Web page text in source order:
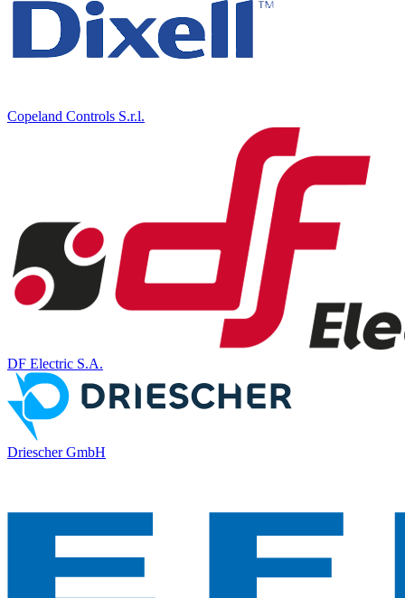
Copeland Controls S.r.l.
DF Electric S.A.
Driescher GmbH